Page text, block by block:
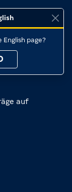
auf
page?